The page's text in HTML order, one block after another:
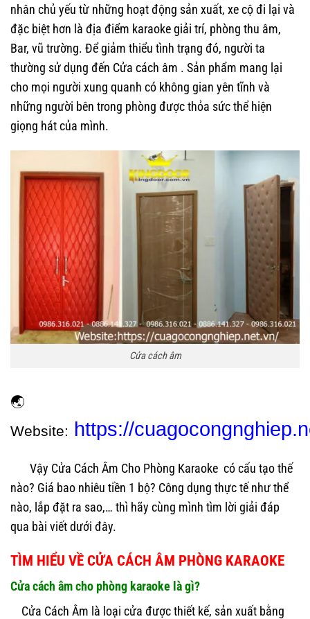
nhân chủ yếu từ những hoạt động sản xuất, xe cộ đi lại và
đặc biệt hơn là địa điểm karaoke giải trí, phòng thu âm,
Bar, vũ trường. Để giảm thiểu tình trạng đó, người ta
thường sử dụng đến Cửa cách âm . Sản phẩm mang lại
cho mọi người xung quanh có không gian yên tĩnh và
những người bên trong phòng được thỏa sức thể hiện
giọng hát của mình.
Cửa cách âm
🌏
Website: https://
Vậy Cửa Cách Âm Cho Phòng Karaoke có cấu tạo thế
nào? Giá bao nhiêu tiền 1 bộ? Công dụng thực tế như thể
nào, lắp đặt ra sao,… thì hãy cùng mình tìm lời giải đáp
qua bài viết dưới đây.
TÌM HIỂU VỀ CỬA CÁCH ÂM PHÒNG KARAOKE
Cửa cách âm cho phòng karaoke là gì?
Cửa Cách Âm là loại cửa được thiết kế, sản xuất bằng